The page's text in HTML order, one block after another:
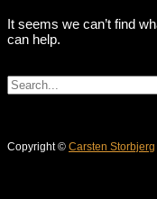
It seems we can’t find
can help.
Copyright © Carsten Storbjerg